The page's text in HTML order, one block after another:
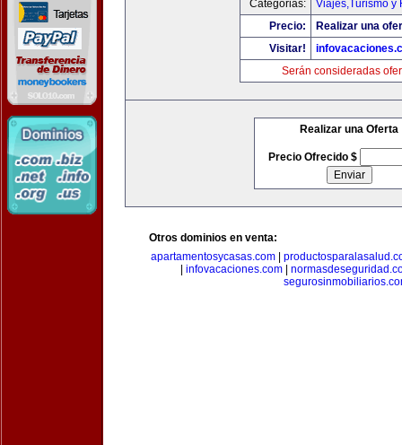
Categorias:
Viajes,Turismo y
Precio:
Realizar una
Visitar!
Serán consideradas
Realizar una Oferta
Precio Ofrecido $
Otros dominios en venta:
apartamentosycasas.com
infovacaciones.com|